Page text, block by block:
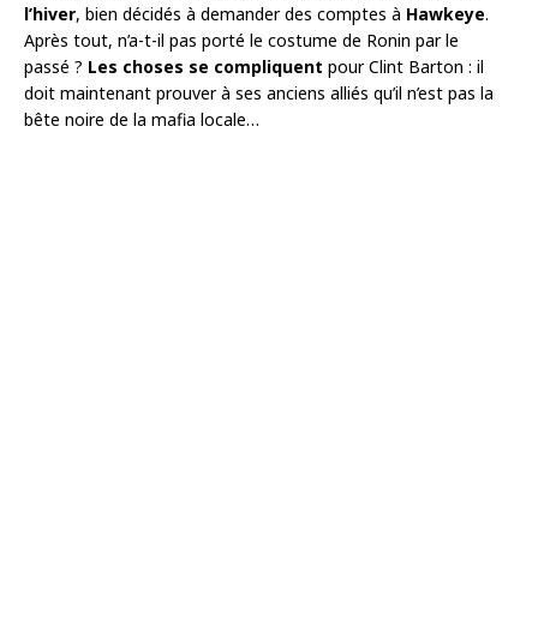
l’hiver, bien décidés à demander des comptes à Hawkeye.
Après tout, n’a-t-il pas porté le costume de Ronin par le
passé ? Les choses se compliquent pour Clint Barton : il
doit maintenant prouver à ses anciens alliés qu’il n’est pas la
bête noire de la mafia locale…